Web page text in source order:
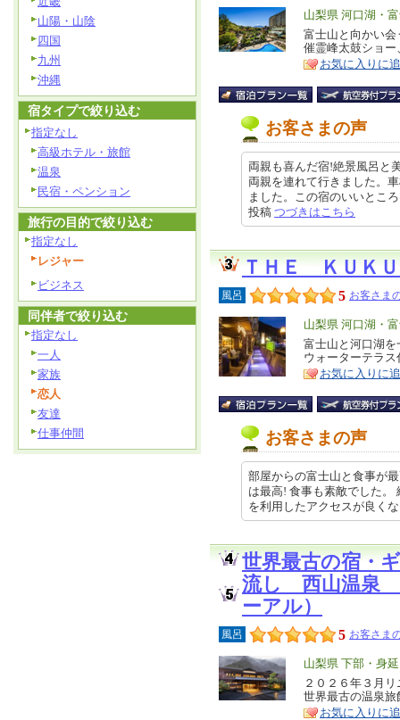
エ
リ
ア
山梨県 河口湖・
特
徴
富士山と向かい
催霊峰太鼓ショ
お気に入りに
お客さまの声
両親も喜んだ宿!絶景風呂と
両親を連れて行きました。
ました。この宿のいいとこ
投稿 つづきはこちら
ＴＨＥ ＫＵＫ
風呂 5 お客さま
エ
リ
ア
山梨県 河口湖・
特
徴
富士山と河口湖
ウォーターテラス
お気に入りに
お客さまの声
部屋からの富士山と食事が
は最高! 食事も素敵でした。
を利用したアクセスが良く
世界最古の宿・
流し 西山温泉
ーアル）
風呂 5 お客さま
エ
リ
ア
山梨県 下部・身
特
徴
２０２６年３月
世界最古の温泉
お気に入りに
山陽・山陰
四国
九州
沖縄
宿タイプで絞り込む
指定なし
高級ホテル・旅館
温泉
民宿・ペンション
旅行の目的で絞り込む
指定なし
レジャー
ビジネス
同伴者で絞り込む
指定なし
一人
家族
恋人
友達
仕事仲間